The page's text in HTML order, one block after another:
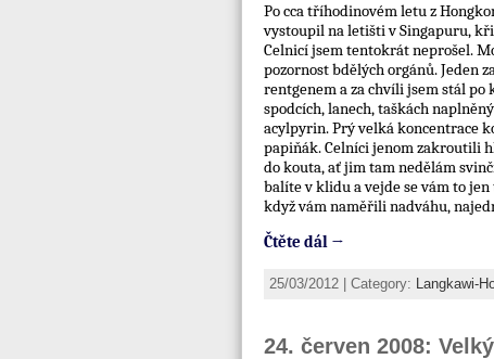
Po cca tříhodinovém letu z
vystoupil na letišti v Singapuru,
Celnicí jsem tentokrát neprošel.
pozornost bdělých orgánů. Jeden
rentgenem a za chvíli jsem stál po
spodcích, lanech, taškách
acylpyrin. Prý velká koncentrace
papiňák. Celníci jenom zakroutili
do kouta, ať jim tam nedělám
balíte v klidu a vejde se vám to
když vám naměřili nadváhu,
Čtěte dál →
25/03/2012 | Category: Langkawi-
24. červen 2008: